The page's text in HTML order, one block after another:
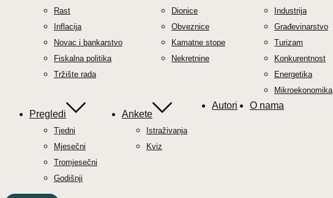
Rast
Inflacija
Novac i bankarstvo
Fiskalna politika
Tržište rada
Dionice
Obveznice
Kamatne stope
Nekretnine
Industrija
Građevinarstvo
Turizam
Konkurentnost
Energetika
Mikroekonomika
Pregledi
Tjedni
Mjesečni
Tromjesečni
Godišnji
Ankete
Istraživanja
Kviz
Autori O nama